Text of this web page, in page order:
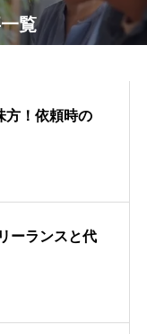
覧
方！依頼時の
ーランスと代